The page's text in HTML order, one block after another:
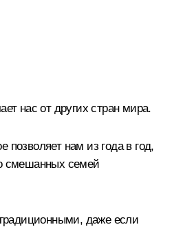
нас от других стран мира.
позволяет нам из года в год,
смешанных семей
даже если